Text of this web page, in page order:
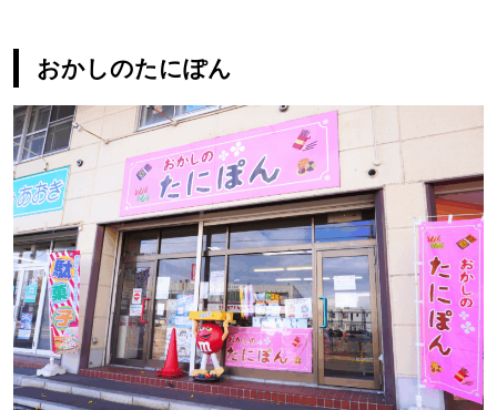
おかしのたにぽん